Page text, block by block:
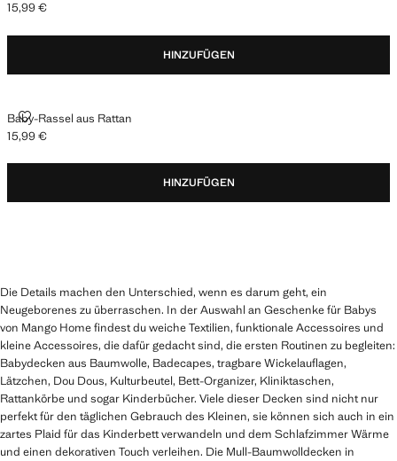
Aktueller Preis [15,99 € ]
15,99 €
HINZUFÜGEN
Baby-Rassel aus Rattan
BABY-RASSEL AUS RATTAN
Aktueller Preis [15,99 € ]
15,99 €
HINZUFÜGEN
Die Details machen den Unterschied, wenn es darum geht, ein
Neugeborenes zu überraschen. In der Auswahl an Geschenke für Babys
von Mango Home findest du weiche Textilien, funktionale Accessoires und
kleine Accessoires, die dafür gedacht sind, die ersten Routinen zu begleiten:
Babydecken aus Baumwolle, Badecapes, tragbare Wickelauflagen,
Lätzchen, Dou Dous, Kulturbeutel, Bett-Organizer, Kliniktaschen,
Rattankörbe und sogar Kinderbücher. Viele dieser Decken sind nicht nur
perfekt für den täglichen Gebrauch des Kleinen, sie können sich auch in ein
zartes Plaid für das Kinderbett verwandeln und dem Schlafzimmer Wärme
und einen dekorativen Touch verleihen. Die Mull-Baumwolldecken in